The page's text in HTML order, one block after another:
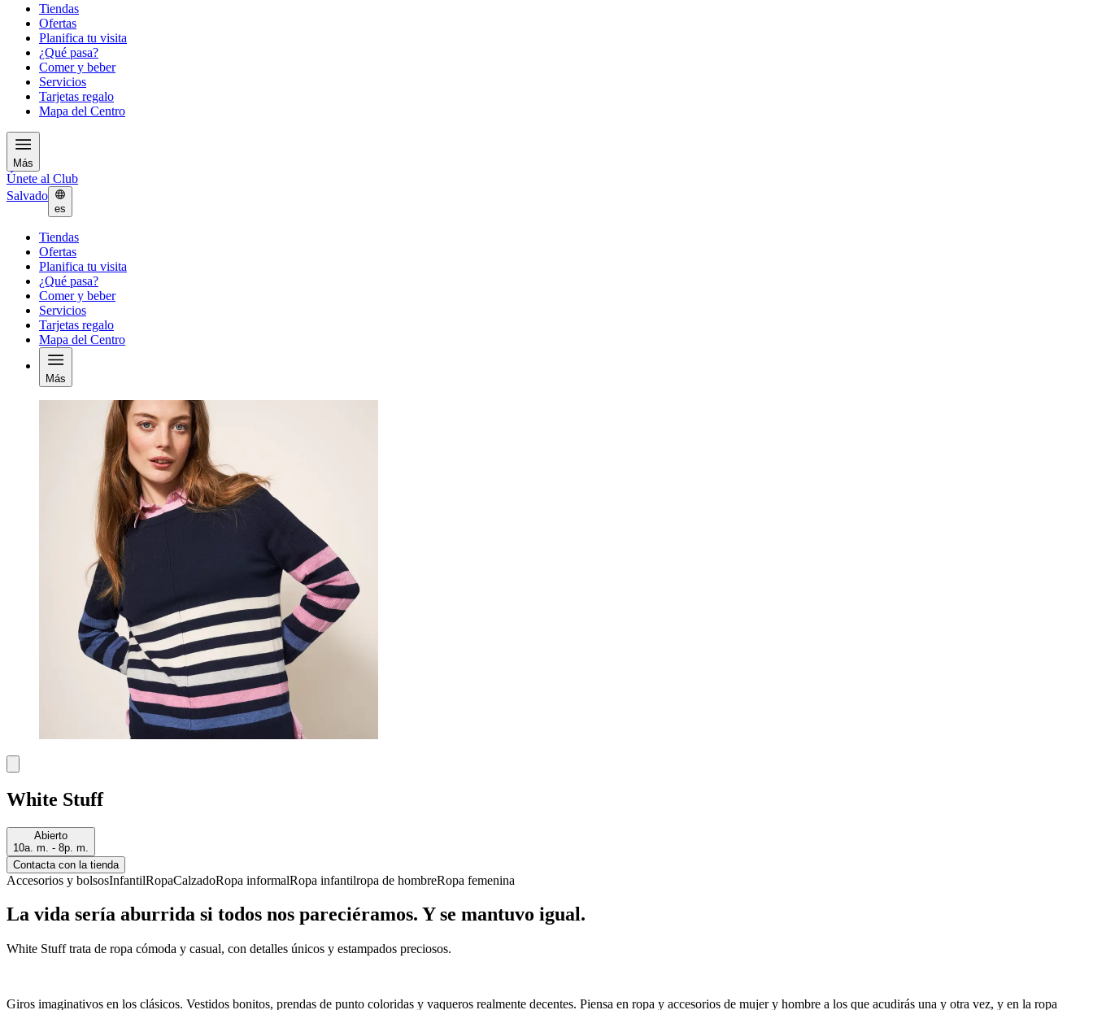
Tiendas
Ofertas
Planifica tu visita
¿Qué pasa?
Comer y beber
Servicios
Tarjetas regalo
Mapa del Centro
Más
Únete al Club
Salvado
es
Tiendas
Ofertas
Planifica tu visita
¿Qué pasa?
Comer y beber
Servicios
Tarjetas regalo
Mapa del Centro
Más
White Stuff
Abierto
10a. m. - 8p. m.
Contacta con la tienda
Accesorios y bolsosInfantilRopaCalzadoRopa informalRopa infantilropa de hombreRopa femenina
La vida sería aburrida si todos nos pareciéramos. Y se mantuvo igual.
White Stuff trata de ropa cómoda y casual, con detalles únicos y estampados preciosos.
Giros imaginativos en los clásicos. Vestidos bonitos, prendas de punto coloridas y vaqueros realmente decentes. Piensa en ropa y accesorios de mujer y hombre a los que acudirás una y otra vez, y en la ropa